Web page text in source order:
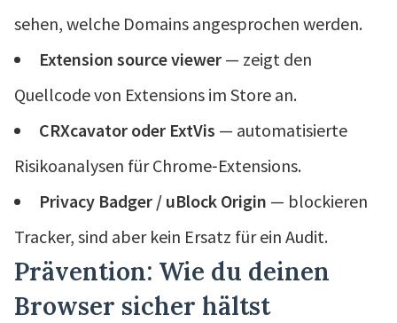
sehen, welche Domains angesprochen werden.
Extension source viewer — zeigt den
Quellcode von Extensions im Store an.
CRXcavator oder ExtVis — automatisierte
Risikoanalysen für Chrome‑Extensions.
Privacy Badger / uBlock Origin — blockieren
Tracker, sind aber kein Ersatz für ein Audit.
Prävention: Wie du deinen
Browser sicher hältst